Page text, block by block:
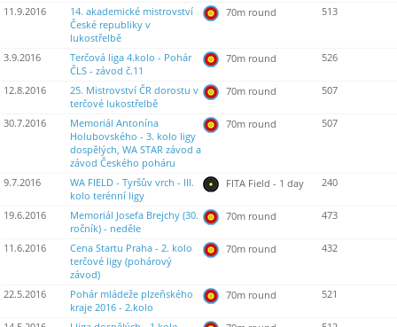
11.9.2016
14. akademické mistrovství
České republiky v
lukostřelbě
70m round 513
3.9.2016
Terčová liga 4.kolo - Pohár
ČLS - závod č.11
70m round 526
12.8.2016
25. Mistrovství ČR dorostu v
terčové lukostřelbě
70m round 507
30.7.2016
Memoriál Antonína
Holubovského - 3. kolo ligy
dospělých, WA STAR závod a
závod Českého poháru
70m round 507
9.7.2016
WA FIELD - Tyršův vrch - III.
kolo terénní ligy
FITA Field - 1 day 240
19.6.2016
Memoriál Josefa Brejchy (30.
ročník) - neděle
70m round 473
11.6.2016
Cena Startu Praha - 2. kolo
terčové ligy (pohárový
závod)
70m round 432
22.5.2016
Pohár mládeže plzeňského
kraje 2016 - 2.kolo
70m round 521